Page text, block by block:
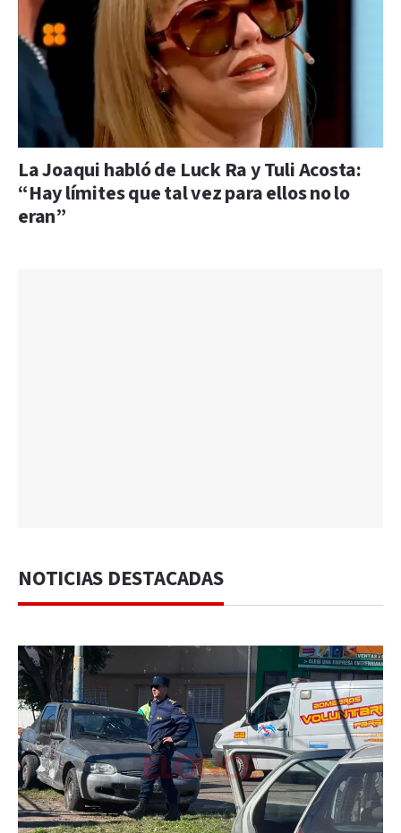
La Joaqui habló de Luck Ra y Tuli Acosta:
“Hay límites que tal vez para ellos no lo
eran”
NOTICIAS DESTACADAS